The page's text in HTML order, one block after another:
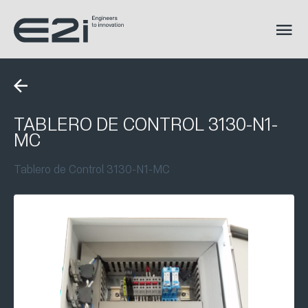
TABLERO DE CONTROL 3130-N1-
MC
Tablero de Control 3130-N1-MC